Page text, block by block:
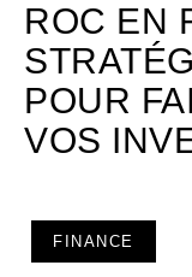
ROC EN
POUR
VOS
FINANCE